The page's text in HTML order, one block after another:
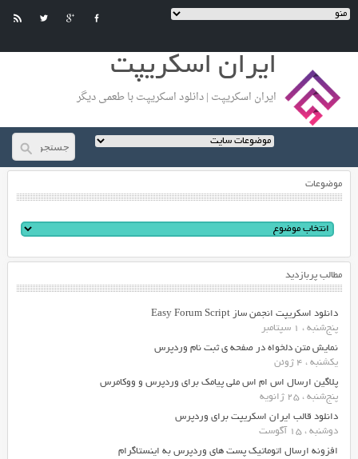
ایران اسکریپت
ایران اسکریپت | دانلود اسکریپت با طعمی دیگر
موضوعات
مطالب پربازدید
دانلود اسکریپت انجمن ساز Easy Forum Script
پنج‌شنبه ، 1 سپتامبر
نمایش متن دلخواه در صفحه ی ثبت نام وردپرس
یکشنبه ، 4 ژوئن
پلاگین ارسال اس ام اس ملی پیامک برای وردپرس و ووکامرس
پنج‌شنبه ، 25 ژانویه
دانلود قالب ایران اسکریپت برای وردپرس
دوشنبه ، 15 آگوست
افزونه ارسال اتوماتیک پست های وردپرس به اینستاگرام